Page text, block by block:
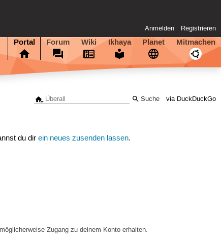
Anmelden Registrieren
Portal Forum Wiki Ikhaya Planet Mitmachen
via DuckDuckGo
du direin neues zusenden lassen.
Zugang zu deinem Konto erhalten.